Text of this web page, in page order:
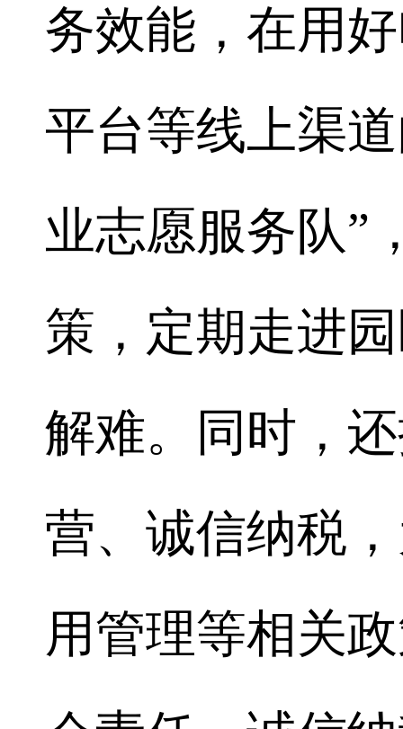
务效能，在用
平台等线上渠
业志愿服务队”
策，定期走进
解难。同时，
营、诚信纳税
用管理等相关